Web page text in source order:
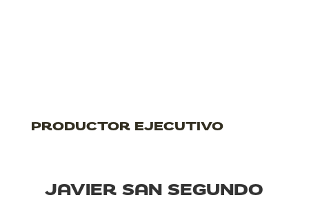
PRODUCTOR EJECUTIVO
JAVIER SAN SEGUNDO